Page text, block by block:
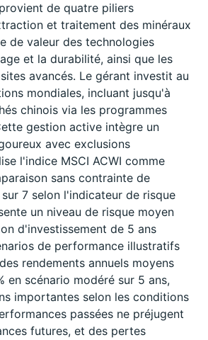
de quatre piliers
et traitement des minéraux
de valeur des technologies
et la durabilité, ainsi que les
avancés. Le gérant investit au
mondiales, incluant jusqu'à
chinois via les programmes
gestion active intègre un
avec exclusions
l'indice MSCI ACWI comme
sans contrainte de
7 selon l'indicateur de risque
un niveau de risque moyen
d'investissement de 5 ans
de performance illustratifs
rendements annuels moyens
en scénario modéré sur 5 ans,
importantes selon les conditions
passées ne préjugent
futures, et des pertes